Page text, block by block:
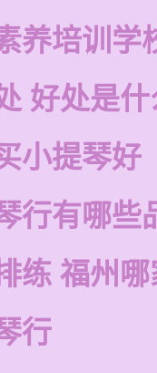
养培训学
好处是什
小提琴好
行有哪些
练 福州
行